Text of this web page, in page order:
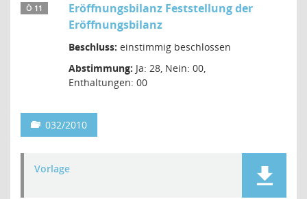
Ö 11
Eröffnungsbilanz Feststellung der
Eröffnungsbilanz
Beschluss: einstimmig beschlossen
Abstimmung: Ja: 28, Nein: 00,
Enthaltungen: 00
032/2010
Vorlage